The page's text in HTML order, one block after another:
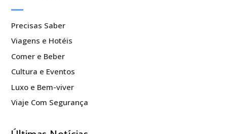
Precisas Saber
Viagens e Hotéis
Comer e Beber
Cultura e Eventos
Luxo e Bem-viver
Viaje Com Segurança